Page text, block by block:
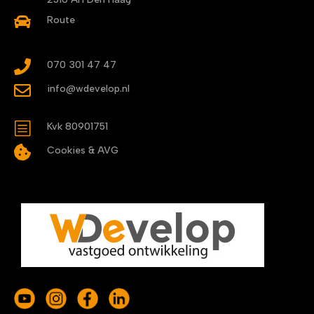
 Route
 070 301 47 47
 info@wdevelop.nl
b Kvk 80901751
 Cookies & AVG